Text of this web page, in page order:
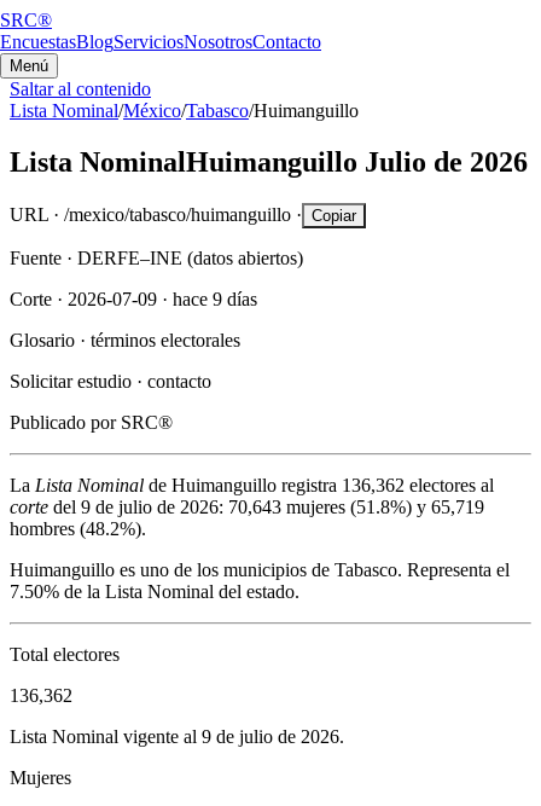
SRC®
EncuestasBlogServiciosNosotrosContacto
Menú
Saltar al contenido
Lista Nominal/México/Tabasco/Huimanguillo
Lista NominalHuimanguillo Julio de 2026
URL · /mexico/tabasco/huimanguillo · Copiar
Fuente · DERFE–INE (datos abiertos)
Corte · 2026-07-09 · hace 9 días
Glosario · términos electorales
Solicitar estudio · contacto
Publicado por SRC®
La Lista Nominal de Huimanguillo registra 136,362 electores al
corte del 9 de julio de 2026: 70,643 mujeres (51.8%) y 65,719
hombres (48.2%).
Huimanguillo es uno de los municipios de Tabasco. Representa el
7.50% de la Lista Nominal del estado.
Total electores
136,362
Lista Nominal vigente al 9 de julio de 2026.
Mujeres